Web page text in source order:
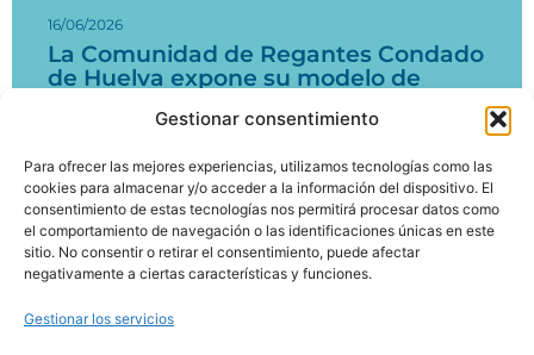
Gestionar consentimiento
Para ofrecer las mejores experiencias, utilizamos tecnologías como las
cookies para almacenar y/o acceder a la información del dispositivo. El
consentimiento de estas tecnologías nos permitirá procesar datos como
el comportamiento de navegación o las identificaciones únicas en este
sitio. No consentir o retirar el consentimiento, puede afectar
negativamente a ciertas características y funciones.
Gestionar los servicios
16/06/2026
La Comunidad de Regantes Condado
de Huelva expone su modelo de
nacional sobre regadío
Leer más
2 3 … 18